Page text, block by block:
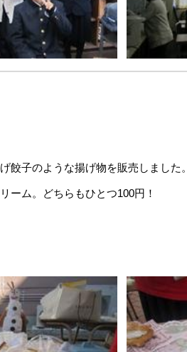
餃子のような揚げ物を販売しました。
ーム。どちらもひとつ100円！